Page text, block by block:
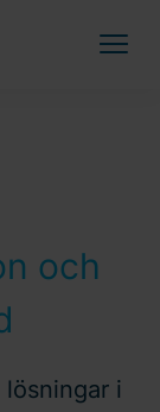
och
lösningar i